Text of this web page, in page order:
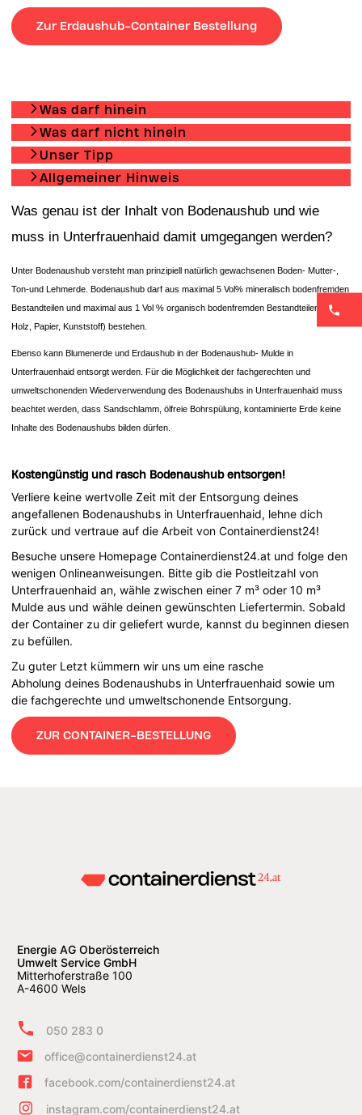
Zur Erdaushub-Container Bestellung
Was darf hinein
Was darf nicht hinein
Unser Tipp
Allgemeiner Hinweis
Was genau ist der Inhalt von Bodenaushub und wie
muss in Unterfrauenhaid damit umgegangen werden?
Unter Bodenaushub versteht man prinzipiell natürlich gewachsenen Boden- Mutter-,
Ton-und Lehmerde. Bodenaushub darf aus maximal 5 Vol% mineralisch bodenfremden
Bestandteilen und maximal aus 1 Vol % organisch bodenfremden Bestandteilen (wie
Holz, Papier, Kunststoff) bestehen.
Ebenso kann Blumenerde und Erdaushub in der Bodenaushub- Mulde in
Unterfrauenhaid entsorgt werden. Für die Möglichkeit der fachgerechten und
umweltschonenden Wiederverwendung des Bodenaushubs in Unterfrauenhaid muss
beachtet werden, dass Sandschlamm, ölfreie Bohrspülung, kontaminierte Erde keine
Inhalte des Bodenaushubs bilden dürfen.
Kostengünstig und rasch Bodenaushub entsorgen!
Verliere keine wertvolle Zeit mit der Entsorgung deines
angefallenen Bodenaushubs in Unterfrauenhaid, lehne dich
zurück und vertraue auf die Arbeit von Containerdienst24!
Besuche unsere Homepage Containerdienst24.at und folge den
wenigen Onlineanweisungen. Bitte gib die Postleitzahl von
Unterfrauenhaid an, wähle zwischen einer 7 m³ oder 10 m³
Mulde aus und wähle deinen gewünschten Liefertermin. Sobald
der Container zu dir geliefert wurde, kannst du beginnen diesen
zu befüllen.
Zu guter Letzt kümmern wir uns um eine rasche
Abholung deines Bodenaushubs in Unterfrauenhaid sowie um
die fachgerechte und umweltschonende Entsorgung.
ZUR CONTAINER-BESTELLUNG
Energie AG Oberösterreich
Umwelt Service GmbH
Mitterhoferstraße 100
A-4600 Wels
050 283 0
office@containerdienst24.at
facebook.com/containerdienst24.at
instagram.com/containerdienst24.at